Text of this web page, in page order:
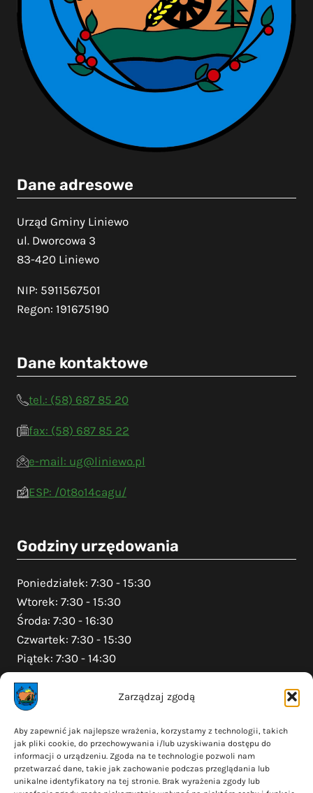
Zarządzaj zgodą
Aby zapewnić jak najlepsze wrażenia, korzystamy z technologii, takich
jak pliki cookie, do przechowywania i/lub uzyskiwania dostępu do
informacji o urządzeniu. Zgoda na te technologie pozwoli nam
przetwarzać dane, takie jak zachowanie podczas przeglądania lub
unikalne identyfikatory na tej stronie. Brak wyrażenia zgody lub
Dane adresowe
Urząd Gminy Liniewo
ul. Dworcowa 3
83-420 Liniewo
NIP: 5911567501
Regon: 191675190
Dane kontaktowe
tel.: (58) 687 85 20
fax: (58) 687 85 22
e-mail: ug@liniewo.pl
ESP: /0t8o14cagu/
Godziny urzędowania
Poniedziałek: 7:30 - 15:30
Wtorek: 7:30 - 15:30
Środa: 7:30 - 16:30
Czwartek: 7:30 - 15:30
Piątek: 7:30 - 14:30
Na skróty
Polityka prywatności
Polityka plików cookies (EU)
Deklaracja dostępności